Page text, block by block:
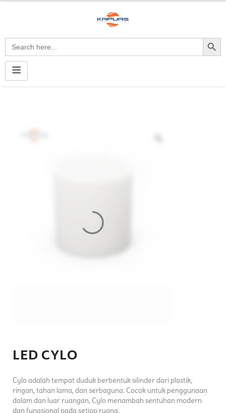
Search
for:
Search Button
LED CYLO
Cylo adalah tempat duduk berbentuk silinder dari plastik,
ringan, tahan lama, dan serbaguna. Cocok untuk penggunaan
dalam dan luar ruangan, Cylo menambah sentuhan modern
dan fungsional pada setiap ruang.